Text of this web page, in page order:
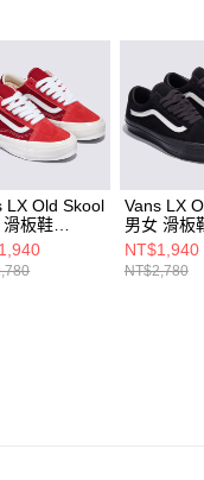
嚴禁一人註冊多個帳號或使用
沛科技股份有限公司將有權停
LX Old Skool
滑板鞋
Vans LX
男女 滑板
NT$1,940
NT$2,780